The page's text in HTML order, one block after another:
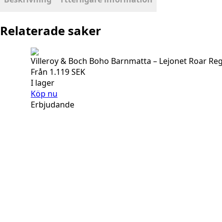
Relaterade saker
Villeroy & Boch Boho Barnmatta – Lejonet Roar
Från 1.119SEK
I lager
Köp nu
Erbjudande